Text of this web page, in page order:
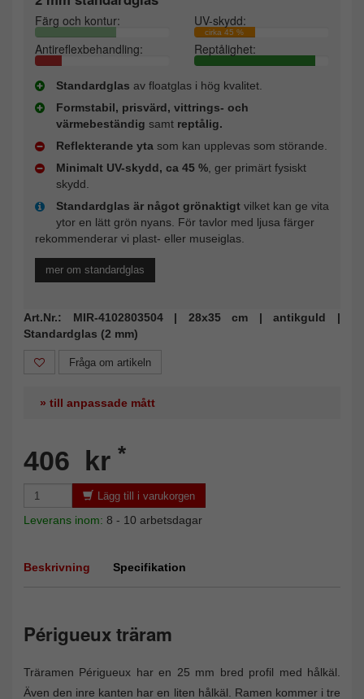
Färg och kontur: UV-skydd:
cirka 45 %
Antireflexbehandling: Reptålighet:
Standardglas av floatglas i hög kvalitet.
Formstabil, prisvärd, vittrings- och
värmebeständig samt reptålig.
Reflekterande yta som kan upplevas som störande.
Minimalt UV-skydd, ca 45 %, ger primärt fysiskt
skydd.
Standardglas är något grönaktigt vilket kan ge vita
ytor en lätt grön nyans. För tavlor med ljusa färger
rekommenderar vi plast- eller museiglas.
mer om standardglas
Art.Nr.: MIR-4102803504 | 28x35 cm | antikguld |
Standardglas (2 mm)
Fråga om artikeln
» till anpassade mått
406 kr *
Lägg till i varukorgen
Leverans inom: 8 - 10 arbetsdagar
Beskrivning Specifikation
Périgueux träram
Träramen Périgueux har en 25 mm bred profil med hålkäl.
Även den inre kanten har en liten hålkäl. Ramen kommer i tre